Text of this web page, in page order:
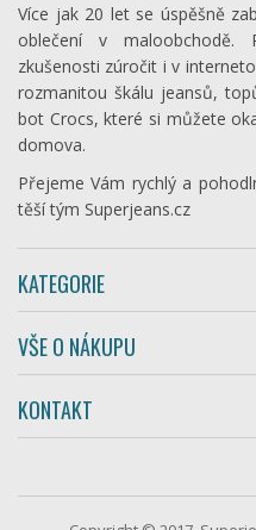
Více jak 20 let se úspěšně
oblečení v
zkušenosti zúročit i v
rozmanitou škálu jeansů,
bot Crocs, které si můžete
domova.
Přejeme Vám rychlý a
těší tým Superjeans.cz
KATEGORIE
VŠE O NÁKUPU
KONTAKT